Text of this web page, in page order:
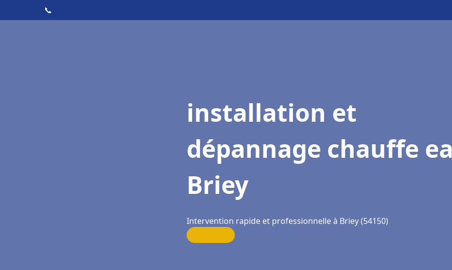
📞
installation et
dépannage chauffe
Briey
Intervention rapide et professionnelle à Briey (54150)